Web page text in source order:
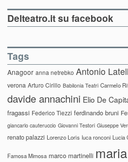
Delteatro.it su facebook
Tags
Anagoor anna netrebko Antonio
verona Arturo Cirillo Babilonia Teatri Carmelo
davide annachini Elio De
fragassi Federico Tiezzi ferdinando bruni
giancarlo cauteruccio Giovanni Testori Giuseppe
renato palazzi Lorenzo Loris luca ronconi Lucia
Famosa Mimosa marco martinelli